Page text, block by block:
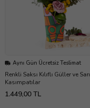
Aynı Gün Ücretsiz Teslimat
Renkli Saksı Kılıflı Güller ve Sarı
Kasımpatılar
1.449,00 TL